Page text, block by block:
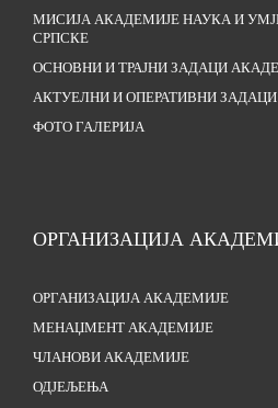
МИСИЈА АКАДЕМИЈЕ НАУКА И
СРПСКЕ
ОСНОВНИ И ТРАЈНИ ЗАДАЦИ
АКТУЕЛНИ И ОПЕРАТИВНИ
ФОТО ГАЛЕРИЈА
ОРГАНИЗАЦИЈА
ОРГАНИЗАЦИЈА АКАДЕМИЈЕ
МЕНАЏМЕНТ АКАДЕМИЈЕ
ЧЛАНОВИ АКАДЕМИЈЕ
ОДЈЕЉЕЊА